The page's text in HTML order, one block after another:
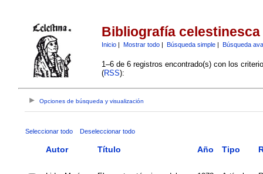
Bibliografía celestinesca
Inicio| Mostrar todo| Búsqueda simple| Búsqueda
1–6 de 6 registros encontrado(s) con los
(RSS):
Opciones de búsqueda y visualización
Seleccionar todo Deseleccionar todo
Autor Título Año Tipo